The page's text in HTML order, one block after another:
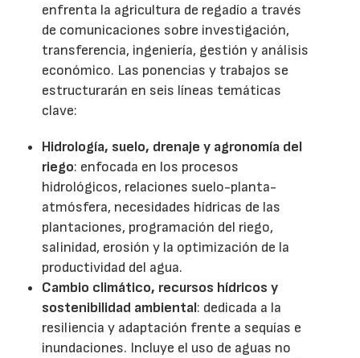
enfrenta la agricultura de regadío a través
de comunicaciones sobre investigación,
transferencia, ingeniería, gestión y análisis
económico. Las ponencias y trabajos se
estructurarán en seis líneas temáticas
clave:
Hidrología, suelo, drenaje y agronomía del
riego: enfocada en los procesos
hidrológicos, relaciones suelo-planta-
atmósfera, necesidades hídricas de las
plantaciones, programación del riego,
salinidad, erosión y la optimización de la
productividad del agua.
Cambio climático, recursos hídricos y
sostenibilidad ambiental: dedicada a la
resiliencia y adaptación frente a sequías e
inundaciones. Incluye el uso de aguas no